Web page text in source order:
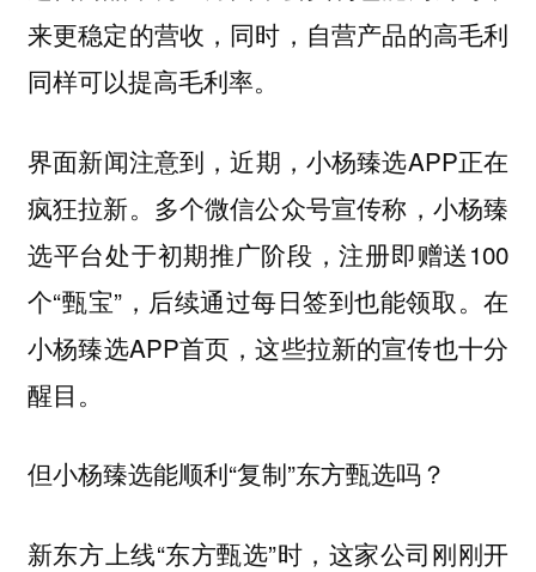
来更稳定的营收，同时，自营产品的高毛利
同样可以提高毛利率。
界面新闻注意到，近期，小杨臻选APP正在
疯狂拉新。多个微信公众号宣传称，小杨臻
选平台处于初期推广阶段，注册即赠送100
个“甄宝”，后续通过每日签到也能领取。在
小杨臻选APP首页，这些拉新的宣传也十分
醒目。
但小杨臻选能顺利“复制”东方甄选吗？
新东方上线“东方甄选”时，这家公司刚刚开